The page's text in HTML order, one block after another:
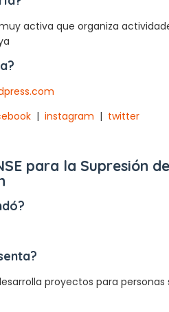
activa que organiza
| instagram | twitter
para la Supresión
proyectos para